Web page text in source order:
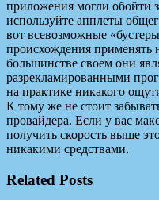
приложения могли обойти
используйте апплеты
вот всевозможные
происхождения применять
большинстве своем они
разрекламированными
на практике никакого
К тому же не стоит
провайдера. Если у вас
получить скорость выше
никакими средствами.
Related Posts